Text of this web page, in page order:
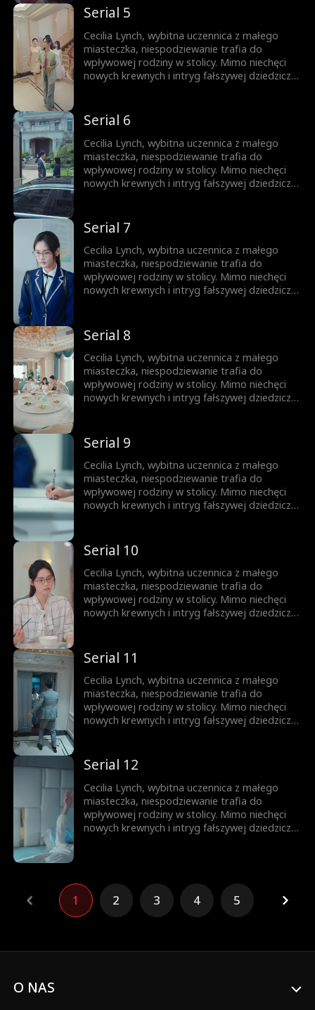
Jej upór otwiera drzwi na prestiżowy
uniwersytet, zapewniając przyszłość
zbudowaną na własnych sukcesach.
Serial 5
Cecilia Lynch, wybitna uczennica z małego
miasteczka, niespodziewanie trafia do
wpływowej rodziny w stolicy. Mimo niechęci
nowych krewnych i intryg fałszywej dziedziczki,
Jej upór otwiera drzwi na prestiżowy
uniwersytet, zapewniając przyszłość
zbudowaną na własnych sukcesach.
Serial 6
Cecilia Lynch, wybitna uczennica z małego
miasteczka, niespodziewanie trafia do
wpływowej rodziny w stolicy. Mimo niechęci
nowych krewnych i intryg fałszywej dziedziczki,
Jej upór otwiera drzwi na prestiżowy
uniwersytet, zapewniając przyszłość
zbudowaną na własnych sukcesach.
Serial 7
Cecilia Lynch, wybitna uczennica z małego
miasteczka, niespodziewanie trafia do
wpływowej rodziny w stolicy. Mimo niechęci
nowych krewnych i intryg fałszywej dziedziczki,
Jej upór otwiera drzwi na prestiżowy
uniwersytet, zapewniając przyszłość
zbudowaną na własnych sukcesach.
Serial 8
Cecilia Lynch, wybitna uczennica z małego
miasteczka, niespodziewanie trafia do
wpływowej rodziny w stolicy. Mimo niechęci
nowych krewnych i intryg fałszywej dziedziczki,
Jej upór otwiera drzwi na prestiżowy
uniwersytet, zapewniając przyszłość
zbudowaną na własnych sukcesach.
Serial 9
Cecilia Lynch, wybitna uczennica z małego
miasteczka, niespodziewanie trafia do
wpływowej rodziny w stolicy. Mimo niechęci
nowych krewnych i intryg fałszywej dziedziczki,
Jej upór otwiera drzwi na prestiżowy
uniwersytet, zapewniając przyszłość
zbudowaną na własnych sukcesach.
Serial 10
Cecilia Lynch, wybitna uczennica z małego
miasteczka, niespodziewanie trafia do
wpływowej rodziny w stolicy. Mimo niechęci
nowych krewnych i intryg fałszywej dziedziczki,
Jej upór otwiera drzwi na prestiżowy
uniwersytet, zapewniając przyszłość
zbudowaną na własnych sukcesach.
Serial 11
Cecilia Lynch, wybitna uczennica z małego
miasteczka, niespodziewanie trafia do
wpływowej rodziny w stolicy. Mimo niechęci
nowych krewnych i intryg fałszywej dziedziczki,
Jej upór otwiera drzwi na prestiżowy
uniwersytet, zapewniając przyszłość
zbudowaną na własnych sukcesach.
Serial 12
Cecilia Lynch, wybitna uczennica z małego
miasteczka, niespodziewanie trafia do
wpływowej rodziny w stolicy. Mimo niechęci
nowych krewnych i intryg fałszywej dziedziczki,
uniwersytet, zapewniając przyszłość
zbudowaną na własnych sukcesach.
1 2 3 4 5
O NAS